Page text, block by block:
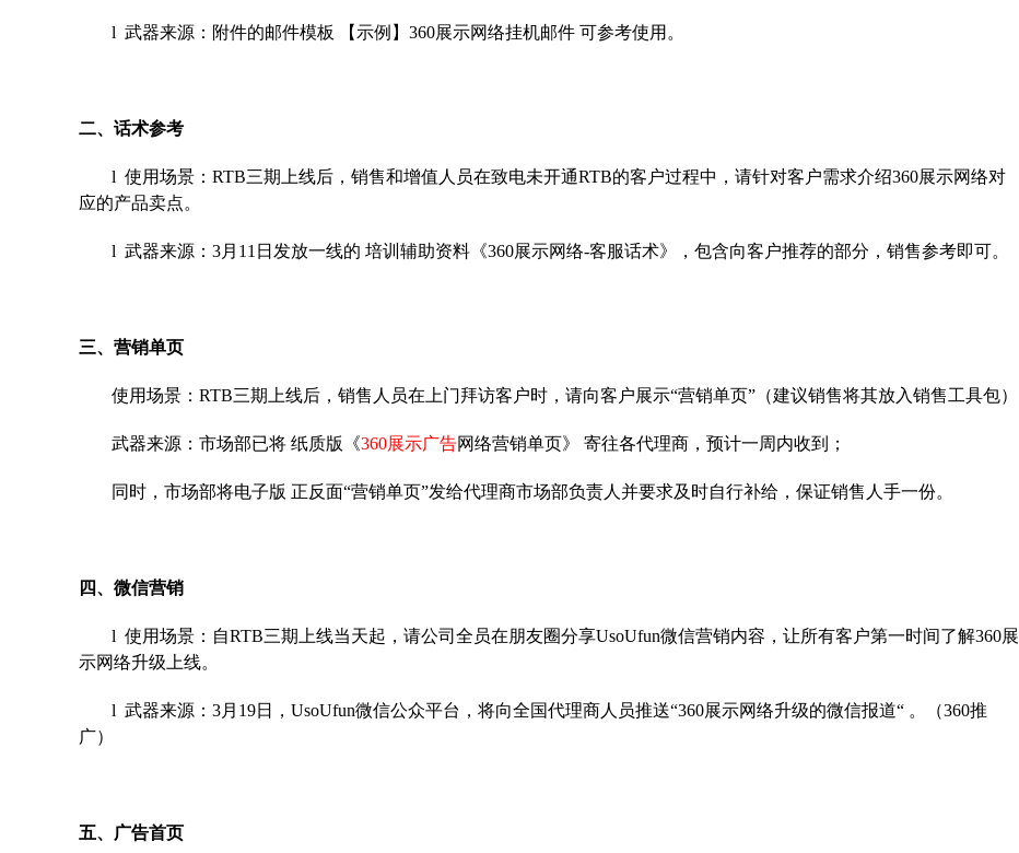
l 武器来源：附件的邮件模板 【示例】360展示网络挂机邮件 可参考使用。
二、话术参考
l 使用场景：RTB三期上线后，销售和增值人员在致电未开通RTB的客户过程中，请针对客户需求介绍360展示网络对
应的产品卖点。
l 武器来源：3月11日发放一线的 培训辅助资料《360展示网络-客服话术》，包含向客户推荐的部分，销售参考即可。
三、营销单页
使用场景：RTB三期上线后，销售人员在上门拜访客户时，请向客户展示“营销单页”（建议销售将其放入销售工具包）
武器来源：市场部已将 纸质版《360展示广告网络营销单页》 寄往各代理商，预计一周内收到；
同时，市场部将电子版 正反面“营销单页”发给代理商市场部负责人并要求及时自行补给，保证销售人手一份。
四、微信营销
l 使用场景：自RTB三期上线当天起，请公司全员在朋友圈分享UsoUfun微信营销内容，让所有客户第一时间了解360展
示网络升级上线。
l 武器来源：3月19日，UsoUfun微信公众平台，将向全国代理商人员推送“360展示网络升级的微信报道“ 。（360推
广）
五、广告首页